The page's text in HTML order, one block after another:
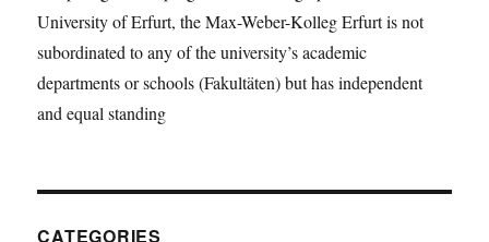
Religious
Transformations
from
Archaeology,
University of Erfurt, the Max-Weber-Kolleg Erfurt is not
subordinated to any of the university’s academic
departments or schools (Fakultäten) but has independent
and equal standing
CATEGORIES